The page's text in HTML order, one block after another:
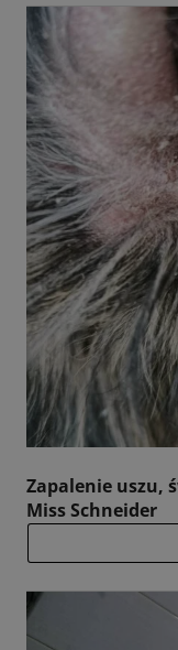
Zapalenie uszu,
Miss Schneider